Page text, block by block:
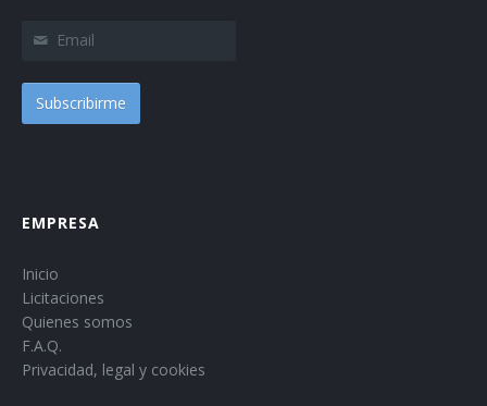
Subscribirme
EMPRESA
Inicio
Licitaciones
Quienes somos
F.A.Q.
Privacidad, legal y cookies